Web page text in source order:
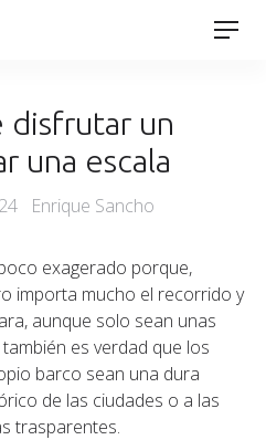
disfrutar un
una escala
Enrique Sancho
exagerado porque,
importa mucho el recorrido y
aunque solo sean unas
es verdad que los
barco sean una dura
de las ciudades o a las
trasparentes.